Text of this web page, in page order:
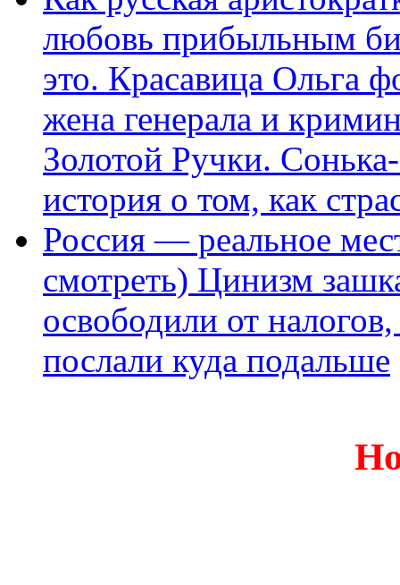
любовь прибыльным
это. Красавица Ольга
жена генерала и
Золотой Ручки.
история о том, как
Россия — реальное
смотреть) Цинизм
освободили от
послали куда подальше